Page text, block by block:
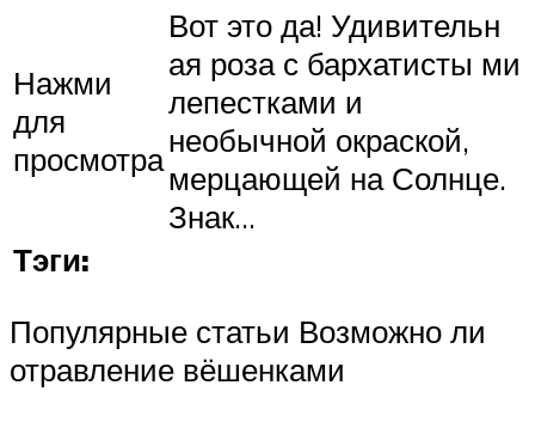
Нажми
для
просмотра
Вот это да! Удивительн
ая роза с бархатисты ми
лепестками и
необычной окраской,
мерцающей на Солнце.
Знак…
Тэги:
Популярные статьи Возможно ли
отравление вёшенками